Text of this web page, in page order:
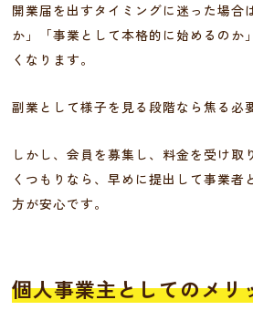
開業届を出すタイミングに迷った場合
か」「事業として本格的に始めるのか
くなります。
副業として様子を見る段階なら焦る必
しかし、会員を募集し、料金を受け取
くつもりなら、早めに提出して事業者
方が安心です。
個人事業主としてのメリ